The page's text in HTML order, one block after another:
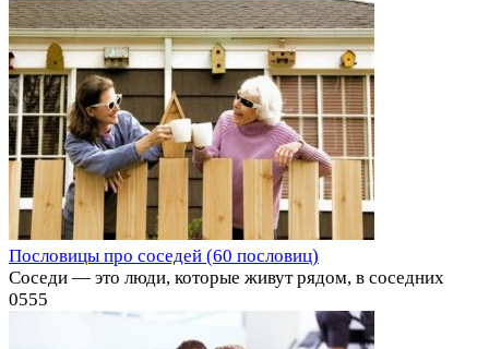
Пословицы про соседей (60 пословиц)
Соседи — это люди, которые живут рядом, в соседних
0555